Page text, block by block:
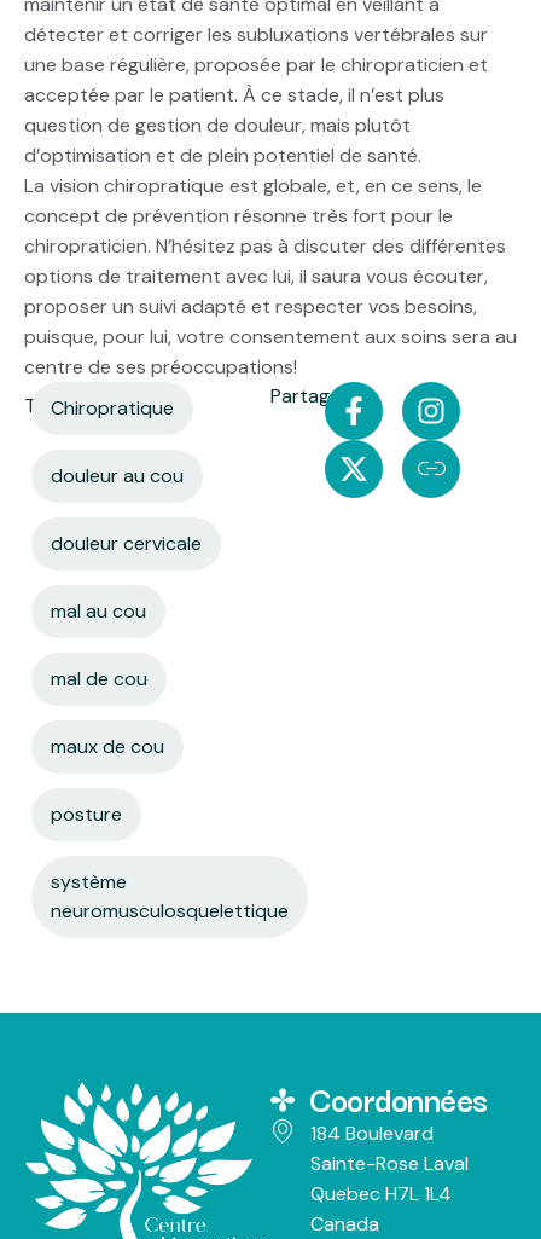
détecter et corriger les subluxations vertébrales sur
une base régulière, proposée par le chiropraticien et
acceptée par le patient. À ce stade, il n’est plus
question de gestion de douleur, mais plutôt
d’optimisation et de plein potentiel de santé.
La vision chiropratique est globale, et, en ce sens, le
concept de prévention résonne très fort pour le
chiropraticien. N’hésitez pas à discuter des différentes
options de traitement avec lui, il saura vous écouter,
proposer un suivi adapté et respecter vos besoins,
puisque, pour lui, votre consentement aux soins sera au
centre de ses préoccupations!
Tags:Chiropratique
douleur au cou
douleur cervicale
mal au cou
mal de cou
maux de cou
posture
système
neuromusculosquelettique
Partager:
Coordonnées
184 Boulevard
Sainte-Rose Laval
Quebec H7L 1L4
Canada